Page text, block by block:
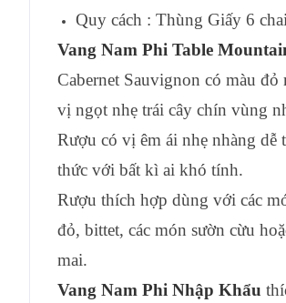
Quy cách : Thùng Giấy 6 chai
Vang Nam Phi Table
Cabernet Sauvignon có màu
vị ngọt nhẹ trái cây chín vùng
Rượu có vị êm ái nhẹ nhàng dễ
thức với bất kì ai khó tính.
Rượu thích hợp dùng với các
đỏ, bittet, các món sườn cừu
mai.
Vang Nam Phi Nhập Khẩu